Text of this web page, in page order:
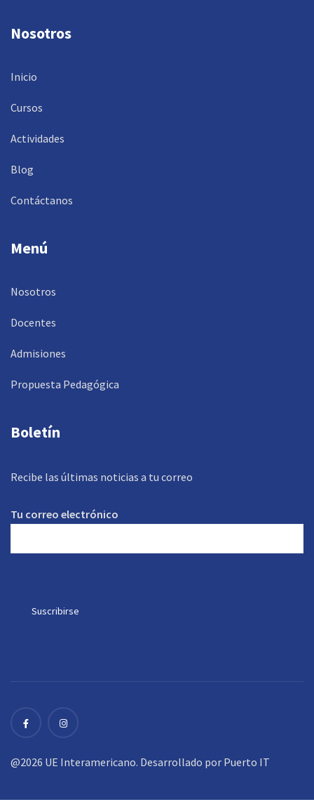
Nosotros
Inicio
Cursos
Actividades
Blog
Contáctanos
Menú
Nosotros
Docentes
Admisiones
Propuesta Pedagógica
Boletín
Recibe las últimas noticias a tu correo
Tu correo electrónico
@2026 UE Interamericano. Desarrollado por Puerto IT